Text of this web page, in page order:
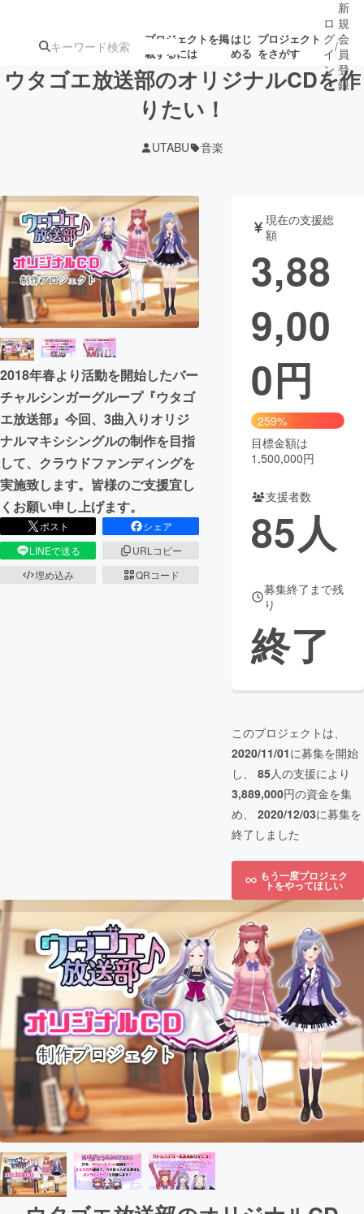
プロジェクトを掲
載するには
はじ
める
プロジェクト
をさがす
ジェクト
募集終了が近いプ
ロジェクト
アート・写真 音楽
テクノロジー・ガジェット ゲーム・サ
映像・映画
ビジネス・起業
まちづくり・地域活性化
CAMPFIRE for Social Good
CAMPFIRE Creation
CAMPFIREふるさと納税machi-ya コミュニティ
ロ
グ
イ
ン
/
新
規
会
員
登
録
ウタゴエ放送部のオリジナルCDを作
りたい！
UTABU 音楽
2018年春より活動を開始したバー
チャルシンガーグループ『ウタゴ
エ放送部』今回、3曲入りオリジ
ナルマキシシングルの制作を目指
して、クラウドファンディングを
実施致します。皆様のご支援宜し
くお願い申し上げます。
ポスト
シェア
LINEで送る
URLコピー
埋め込み
QRコード
現在の支援総
額
3,88
9,00
0円
259%
目標金額は
1,500,000円
支援者数
85人
募集終了まで残
り
終了
このプロジェクトは、
2020/11/01に募集を開始
し、 85人の支援により
3,889,000円の資金を集
め、 2020/12/03に募集を
終了しました
もう一度プロジェク
トをやってほしい